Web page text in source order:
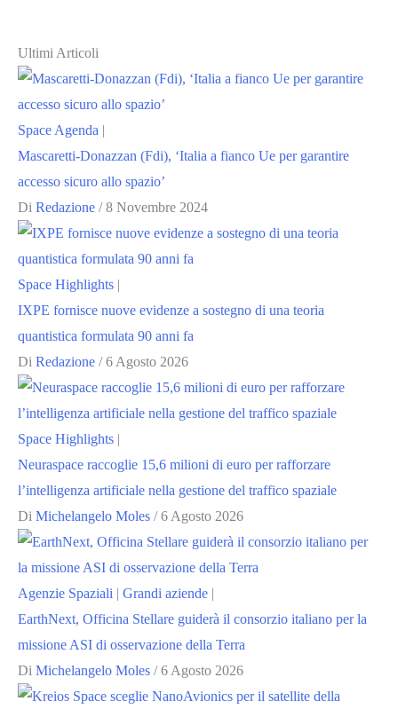
Ultimi Articoli
Space Agenda |
Mascaretti-Donazzan (Fdi), ‘Italia a fianco Ue per garantire
accesso sicuro allo spazio’
Di Redazione /8 Novembre 2024
Space Highlights |
IXPE fornisce nuove evidenze a sostegno di una teoria
quantistica formulata 90 anni fa
Di Redazione /6 Agosto 2026
Space Highlights |
Neuraspace raccoglie 15,6 milioni di euro per rafforzare
l’intelligenza artificiale nella gestione del traffico spaziale
Di Michelangelo Moles /6 Agosto 2026
Agenzie Spaziali | Grandi aziende |
EarthNext, Officina Stellare guiderà il consorzio italiano per la
missione ASI di osservazione della Terra
Di Michelangelo Moles /6 Agosto 2026